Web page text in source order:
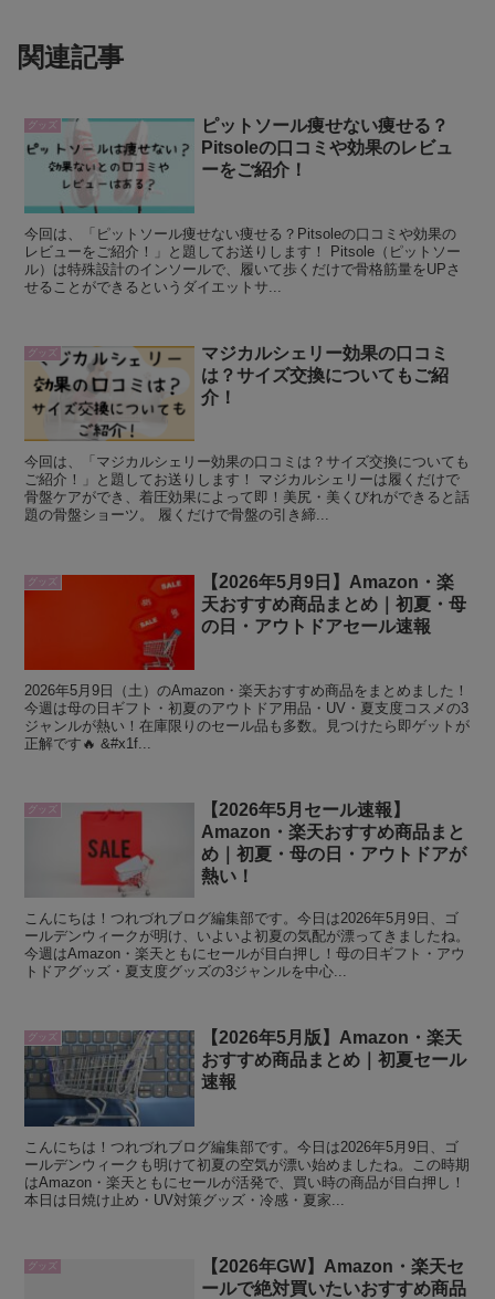
関連記事
グッズ
ピットソール痩せない痩せる？
Pitsoleの口コミや効果のレビュ
ーをご紹介！
今回は、「ピットソール痩せない痩せる？Pitsoleの口コミや効果の
レビューをご紹介！」と題してお送りします！ Pitsole（ピットソー
ル）は特殊設計のインソールで、履いて歩くだけで骨格筋量をUPさ
せることができるというダイエットサ...
グッズ
マジカルシェリー効果の口コミ
は？サイズ交換についてもご紹
介！
今回は、「マジカルシェリー効果の口コミは？サイズ交換についても
ご紹介！」と題してお送りします！ マジカルシェリーは履くだけで
骨盤ケアができ、着圧効果によって即！美尻・美くびれができると話
題の骨盤ショーツ。 履くだけで骨盤の引き締...
グッズ
【2026年5月9日】Amazon・楽
天おすすめ商品まとめ｜初夏・母
の日・アウトドアセール速報
2026年5月9日（土）のAmazon・楽天おすすめ商品をまとめました！
今週は母の日ギフト・初夏のアウトドア用品・UV・夏支度コスメの3
ジャンルが熱い！在庫限りのセール品も多数。見つけたら即ゲットが
正解です🔥 &#x1f...
グッズ
【2026年5月セール速報】
Amazon・楽天おすすめ商品まと
め｜初夏・母の日・アウトドアが
熱い！
こんにちは！つれづれブログ編集部です。今日は2026年5月9日、ゴ
ールデンウィークが明け、いよいよ初夏の気配が漂ってきましたね。
今週はAmazon・楽天ともにセールが目白押し！母の日ギフト・アウ
トドアグッズ・夏支度グッズの3ジャンルを中心...
グッズ
【2026年5月版】Amazon・楽天
おすすめ商品まとめ｜初夏セール
速報
こんにちは！つれづれブログ編集部です。今日は2026年5月9日、ゴ
ールデンウィークも明けて初夏の空気が漂い始めましたね。この時期
はAmazon・楽天ともにセールが活発で、買い時の商品が目白押し！
本日は日焼け止め・UV対策グッズ・冷感・夏家...
グッズ
【2026年GW】Amazon・楽天セ
ールで絶対買いたいおすすめ商品